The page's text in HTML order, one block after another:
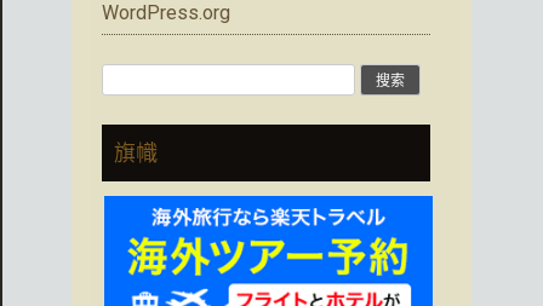
WordPress.org
旗幟